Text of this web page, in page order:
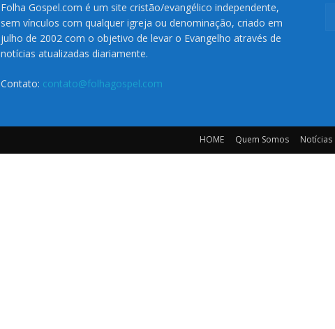
Folha Gospel.com é um site cristão/evangélico independente,
sem vínculos com qualquer igreja ou denominação, criado em
julho de 2002 com o objetivo de levar o Evangelho através de
notícias atualizadas diariamente.
Contato: contato@folhagospel.com
HOME Quem Somos Notícias